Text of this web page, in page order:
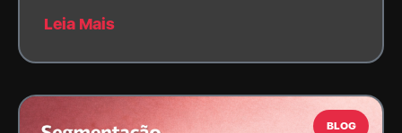
Leia Mais
BLOG